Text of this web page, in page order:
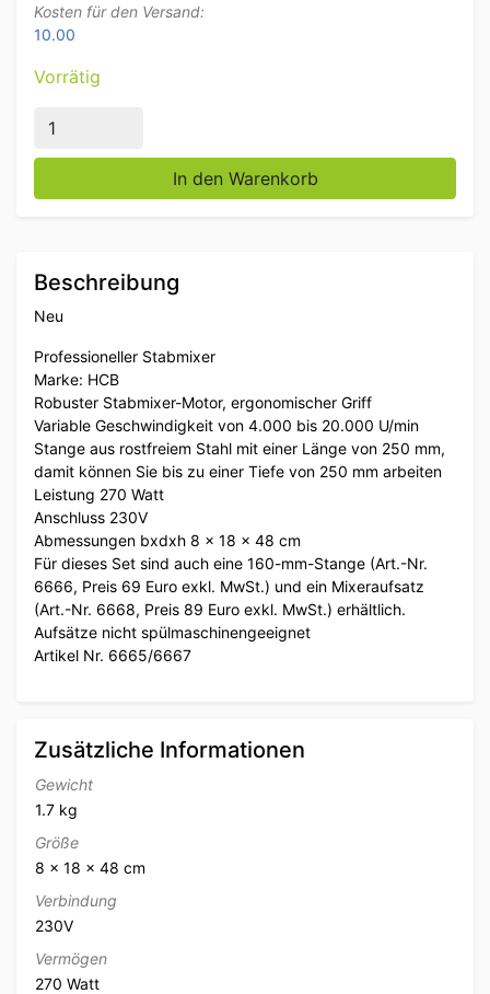
Kosten für den Versand:
10.00
Vorrätig
HCB Professioneller Stabmixer 250 mm Stab 270
In den Warenkorb
Beschreibung
Neu
Professioneller Stabmixer
Marke: HCB
Robuster Stabmixer-Motor, ergonomischer Griff
Variable Geschwindigkeit von 4.000 bis 20.000 U/min
Stange aus rostfreiem Stahl mit einer Länge von 250 mm,
damit können Sie bis zu einer Tiefe von 250 mm arbeiten
Leistung 270 Watt
Anschluss 230V
Abmessungen bxdxh 8 x 18 x 48 cm
Für dieses Set sind auch eine 160-mm-Stange (Art.-Nr.
6666, Preis 69 Euro exkl. MwSt.) und ein Mixeraufsatz
(Art.-Nr. 6668, Preis 89 Euro exkl. MwSt.) erhältlich.
Aufsätze nicht spülmaschinengeeignet
Artikel Nr. 6665/6667
Zusätzliche Informationen
Gewicht
1.7 kg
Größe
8 × 18 × 48 cm
Verbindung
230V
Vermögen
270 Watt